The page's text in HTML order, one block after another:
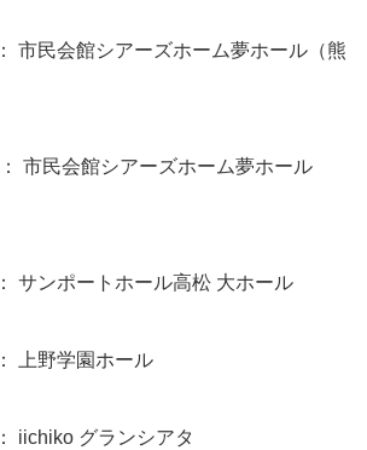
市民会館シアーズホーム夢ホール（熊
市民会館シアーズホーム夢ホール
サンポートホール高松 大ホール
上野学園ホール
iichiko グランシアタ